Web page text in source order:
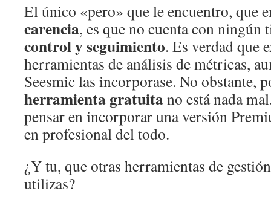
El único «pero» que le encuentro, que
carencia, es que no cuenta con ningún
control y seguimiento. Es verdad que
herramientas de análisis de métricas,
Seesmic las incorporase. No obstante,
herramienta gratuitano está nada
pensar en incorporar una versión
en profesional del todo.
¿Y tu, que otras herramientas de
utilizas?